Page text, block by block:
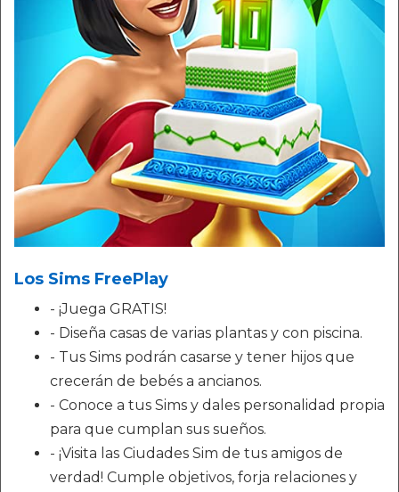
Los Sims FreePlay
- ¡Juega GRATIS!
- Diseña casas de varias plantas y con piscina.
- Tus Sims podrán casarse y tener hijos que
crecerán de bebés a ancianos.
- Conoce a tus Sims y dales personalidad propia
para que cumplan sus sueños.
- ¡Visita las Ciudades Sim de tus amigos de
verdad! Cumple objetivos, forja relaciones y